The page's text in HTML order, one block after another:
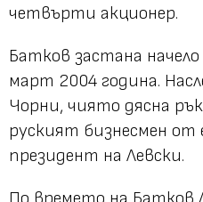
четвърти акционер.
Батков застана
март 2004 година.
Чорни, чиято дясна
руският бизнесмен от
президент на Левски.